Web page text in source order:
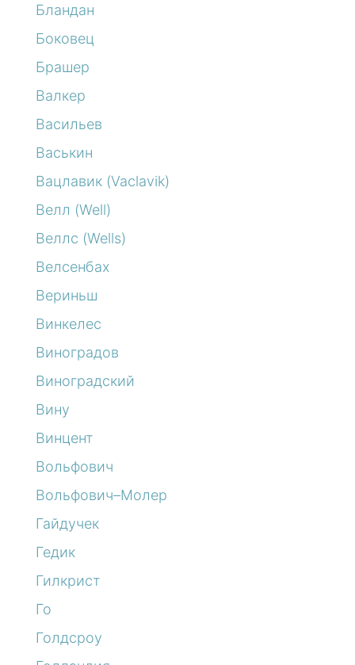
Бландан
Боковец
Брашер
Валкер
Васильев
Васькин
Вацлавик (Vaclavik)
Велл (Well)
Веллс (Wells)
Велсенбах
Вериньш
Винкелес
Виноградов
Виноградский
Вину
Винцент
Вольфович
Вольфович–Молер
Гайдучек
Гедик
Гилкрист
Го
Голдсроу